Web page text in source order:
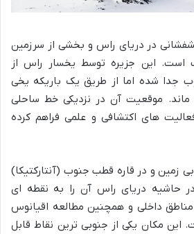
در دریای راس و بخشی از سرزمین
است. این جزیره توسط یخسار راس از
جدا شده اما از طریق یک باریکه یخی
موقعیت آن در نزدیکی خط ساحلی
های اکتشافی و علمی فراهم کرده
زمین و در قاره قطب جنوب (آنتارکتیکا)
حاشیه دریای راس آن را به نقطه ای
داخلی و همچنین مطالعه اقیانوس
این مکان یکی از جنوبی ترین نقاط قابل